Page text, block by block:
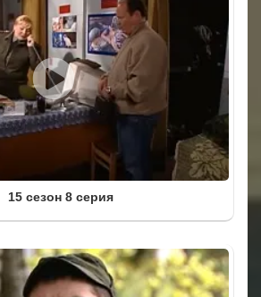
15 сезон 8 серия